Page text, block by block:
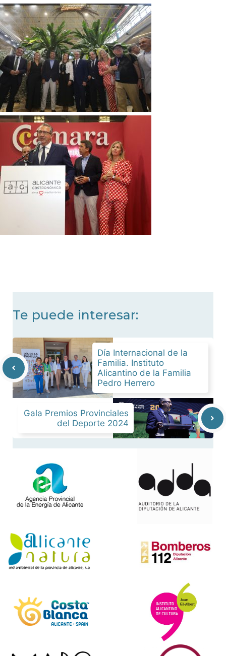
Te puede interesar:
Día Internacional de la
Familia. Instituto
Alicantino de la Familia
Pedro Herrero
Gala Premios Provinciales
del Deporte 2024